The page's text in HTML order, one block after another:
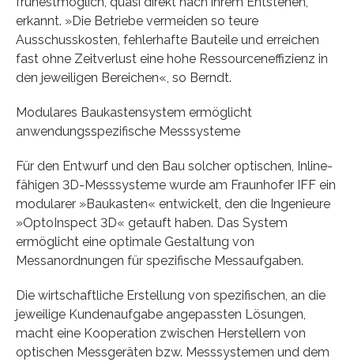
erkannt. »Die Betriebe vermeiden so teure
Ausschusskosten, fehlerhafte Bauteile und erreichen
fast ohne Zeitverlust eine hohe Ressourceneffizienz in
den jeweiligen Bereichen«, so Berndt.
Modulares Baukastensystem ermöglicht
anwendungsspezifische Messsysteme
Für den Entwurf und den Bau solcher optischen, Inline-
fähigen 3D-Messsysteme wurde am Fraunhofer IFF ein
modularer »Baukasten« entwickelt, den die Ingenieure
»OptoInspect 3D« getauft haben. Das System
ermöglicht eine optimale Gestaltung von
Messanordnungen für spezifische Messaufgaben.
Die wirtschaftliche Erstellung von spezifischen, an die
jeweilige Kundenaufgabe angepassten Lösungen,
macht eine Kooperation zwischen Herstellern von
optischen Messgeräten bzw. Messsystemen und dem